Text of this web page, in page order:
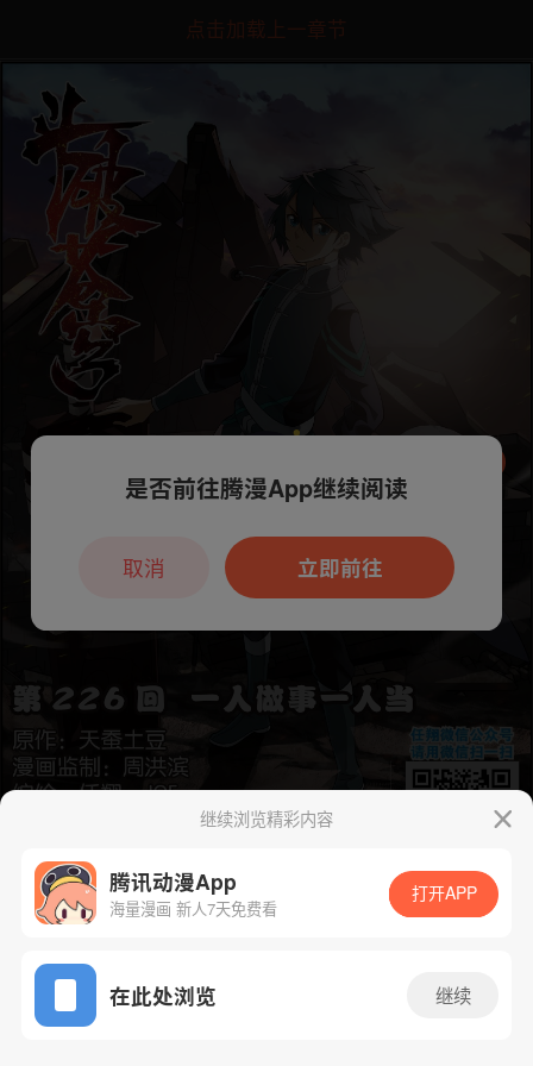
点击加载上一章节
App免费看
下一话
继续浏览精彩内容
腾讯动漫App
海量漫画 新人7天免费看
打开APP
在此处浏览 继续
本章节仅支持App阅读，可打开App新用
户7天免费看
是否前往腾漫App继续阅读
立即前往
取消